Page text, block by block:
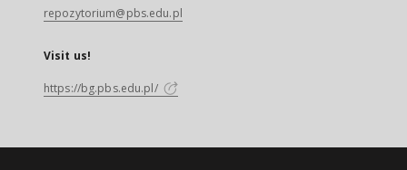
repozytorium@pbs.edu.pl
Visit us!
https://bg.pbs.edu.pl/